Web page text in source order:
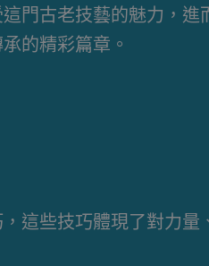
門古老技藝的魅力，進
的精彩篇章。
這些技巧體現了對力量